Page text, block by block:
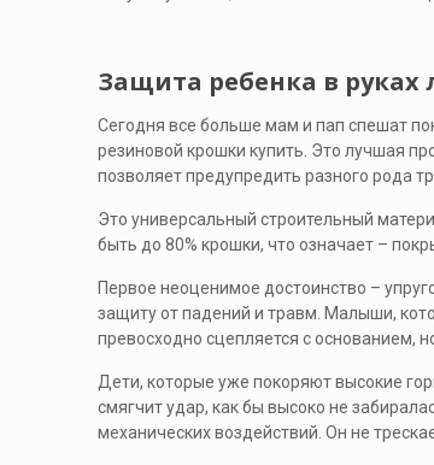
Защита ребенка в
Сегодня все больше мам и пап спешат
резиновой крошки купить. Это лучшая
позволяет предупредить разного рода
Это универсальный строительный
быть до 80% крошки, что означает –
Первое неоценимое достоинство –
защиту от падений и травм. Малыши,
превосходно сцепляется с основанием,
Дети, которые уже покоряют высокие
смягчит удар, как бы высоко не
механических воздействий. Он не